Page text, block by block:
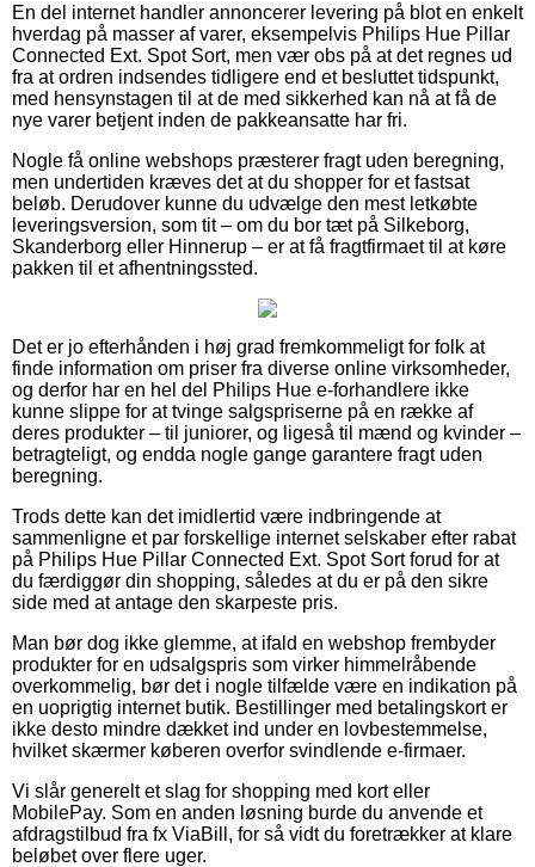
En del internet handler annoncerer levering på blot en enkelt
hverdag på masser af varer, eksempelvis Philips Hue Pillar
Connected Ext. Spot Sort, men vær obs på at det regnes ud
fra at ordren indsendes tidligere end et besluttet tidspunkt,
med hensynstagen til at de med sikkerhed kan nå at få de
nye varer betjent inden de pakkeansatte har fri.
Nogle få online webshops præsterer fragt uden beregning,
men undertiden kræves det at du shopper for et fastsat
beløb. Derudover kunne du udvælge den mest letkøbte
leveringsversion, som tit – om du bor tæt på Silkeborg,
Skanderborg eller Hinnerup – er at få fragtfirmaet til at køre
pakken til et afhentningssted.
Det er jo efterhånden i høj grad fremkommeligt for folk at
finde information om priser fra diverse online virksomheder,
og derfor har en hel del Philips Hue e-forhandlere ikke
kunne slippe for at tvinge salgspriserne på en række af
deres produkter – til juniorer, og ligeså til mænd og kvinder –
betragteligt, og endda nogle gange garantere fragt uden
beregning.
Trods dette kan det imidlertid være indbringende at
sammenligne et par forskellige internet selskaber efter rabat
på Philips Hue Pillar Connected Ext. Spot Sort forud for at
du færdiggør din shopping, således at du er på den sikre
side med at antage den skarpeste pris.
Man bør dog ikke glemme, at ifald en webshop frembyder
produkter for en udsalgspris som virker himmelråbende
overkommelig, bør det i nogle tilfælde være en indikation på
en uoprigtig internet butik. Bestillinger med betalingskort er
ikke desto mindre dækket ind under en lovbestemmelse,
hvilket skærmer køberen overfor svindlende e-firmaer.
Vi slår generelt et slag for shopping med kort eller
MobilePay. Som en anden løsning burde du anvende et
afdragstilbud fra fx ViaBill, for så vidt du foretrækker at klare
beløbet over flere uger.